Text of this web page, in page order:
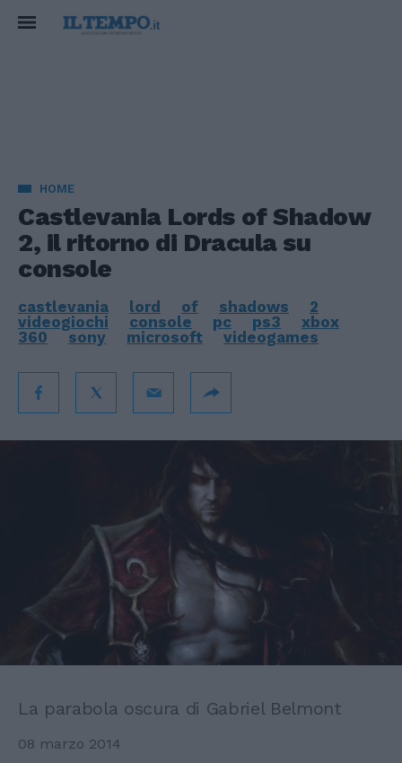
HOME
Castlevania Lords of Shadow
2, il ritorno di Dracula su
console
castlevania lord of shadows
2
videogiochi
console pc ps3
xbox
360
sony microsoft videogames
La parabola oscura di Gabriel Belmont
08 marzo 2014